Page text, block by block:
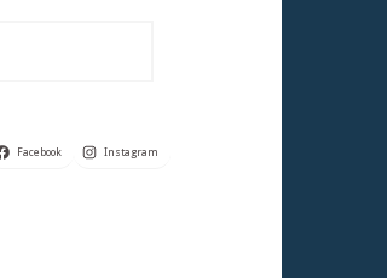
Facebook Instagram